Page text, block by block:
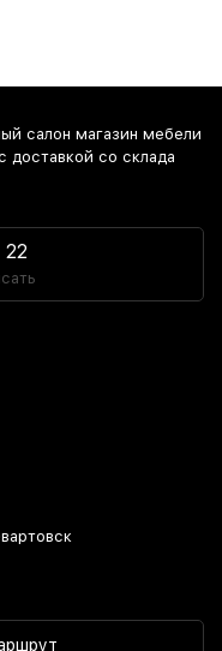
салон магазин мебели
доставкой со склада
22